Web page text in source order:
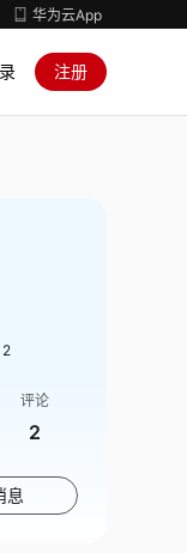
华为云App
注册
评论
2
息